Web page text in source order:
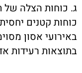
ג. כוחות הצלה של
כוחות קטנים
באירועי אסון
בתוצאות רעידות